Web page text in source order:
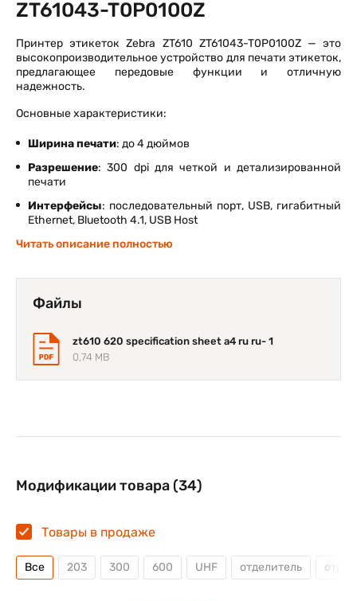
ZT61043-T0P0100Z
Принтер этикеток Zebra ZT610 ZT61043-T0P0100Z — это
высокопроизводительное устройство для печати этикеток,
предлагающее передовые функции и отличную
надежность.
Основные характеристики:
Ширина печати: до 4 дюймов
Разрешение: 300 dpi для четкой и детализированной
печати
Интерфейсы: последовательный порт, USB, гигабитный
Ethernet, Bluetooth 4.1, USB Host
Шнуры: для Великобритании, Австралии, Японии и ЕС
сенсорный экран
Язык программирования
Принтер ZT610 обеспечивает высокую скорость печати и
надежную работу, что делает его идеальным для
использования в производственных линиях, на складах и
в логистических центрах. Универсальные интерфейсы и
Читать описание полностью
Файлы
zt610 620 specification sheet a4 ru ru- 1
0,74 MB
Модификации товара (34)
Товары в продаже
Все 203 300 600 UHF отделитель